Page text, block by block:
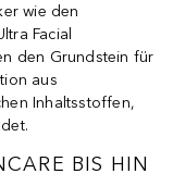
wie den
Facial
den Grundstein für
aus
Inhaltsstoffen,
BIS HIN